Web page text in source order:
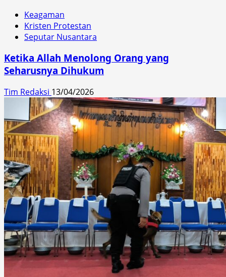
Keagaman
Kristen Protestan
Seputar Nusantara
Ketika Allah Menolong Orang yang
Seharusnya Dihukum
Tim Redaksi 13/04/2026